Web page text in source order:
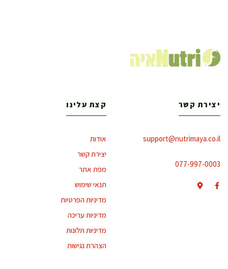
יצירת קשר
support@nutrimaya.co.il
077-997-0003
קצת עלינו
אודות
יצירת קשר
מפת אתר
תנאי שימוש
מדיניות הפרטיות
מדיניות עריכה
מדיניות תלונות
הצהרת נגישות